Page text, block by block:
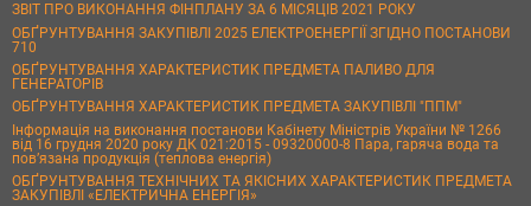
ЗВІТ ПРО ВИКОНАННЯ ФІНПЛАНУ ЗА 6 МІСЯЦІВ 2021 РОКУ
ОБҐРУНТУВАННЯ ЗАКУПІВЛІ 2025 ЕЛЕКТРОЕНЕРГІЇ ЗГІДНО ПОСТАНОВИ
710
ОБҐРУНТУВАННЯ ХАРАКТЕРИСТИК ПРЕДМЕТА ПАЛИВО ДЛЯ
ГЕНЕРАТОРІВ
ОБҐРУНТУВАННЯ ХАРАКТЕРИСТИК ПРЕДМЕТА ЗАКУПІВЛІ "ППМ"
Інформація на виконання постанови Кабінету Міністрів України № 1266
від 16 грудня 2020 року ДК 021:2015 - 09320000-8 Пара, гаряча вода та
пов’язана продукція (теплова енергія)
ОБҐРУНТУВАННЯ ТЕХНІЧНИХ ТА ЯКІСНИХ ХАРАКТЕРИСТИК ПРЕДМЕТА
ЗАКУПІВЛІ «ЕЛЕКТРИЧНА ЕНЕРГІЯ»